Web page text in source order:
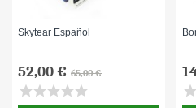
Skytear Español
52,00 € 65,00 €
starstarstarstarstar star